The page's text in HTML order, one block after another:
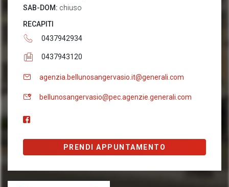
SAB-DOM: chiuso
RECAPITI
0437942934
0437943120
agenzia.bellunosangervasio.it@generali.com
bellunosangervasio@pec.agenzie.generali.com
PRENDI APPUNTAMENTO